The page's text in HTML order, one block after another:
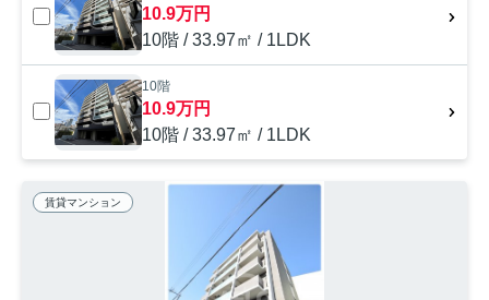
10.9万円
10階 / 33.97㎡ / 1LDK
10階
10.9万円
10階 / 33.97㎡ / 1LDK
賃貸マンション